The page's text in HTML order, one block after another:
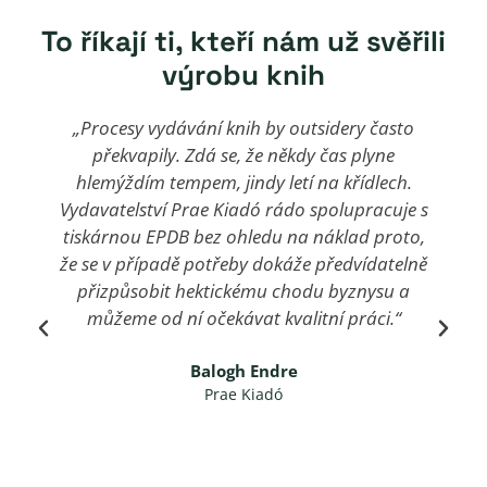
To říkají ti, kteří nám už svěřili
výrobu knih
„Procesy vydávání knih by outsidery často
překvapily. Zdá se, že někdy čas plyne
hlemýždím tempem, jindy letí na křídlech.
Vydavatelství Prae Kiadó rádo spolupracuje s
tiskárnou EPDB bez ohledu na náklad proto,
že se v případě potřeby dokáže předvídatelně
přizpůsobit hektickému chodu byznysu a
můžeme od ní očekávat kvalitní práci.“
Balogh Endre
Prae Kiadó